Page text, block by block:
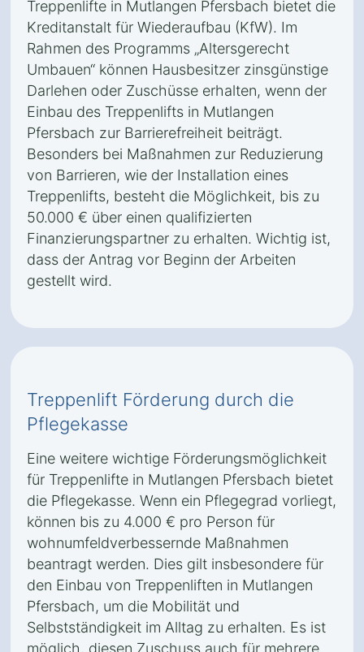
Treppenlifte in Mutlangen Pfersbach bietet die
Kreditanstalt für Wiederaufbau (KfW). Im
Rahmen des Programms „Altersgerecht
Umbauen“ können Hausbesitzer zinsgünstige
Darlehen oder Zuschüsse erhalten, wenn der
Einbau des Treppenlifts in Mutlangen
Pfersbach zur Barrierefreiheit beiträgt.
Besonders bei Maßnahmen zur Reduzierung
von Barrieren, wie der Installation eines
Treppenlifts, besteht die Möglichkeit, bis zu
50.000 € über einen qualifizierten
Finanzierungspartner zu erhalten. Wichtig ist,
dass der Antrag vor Beginn der Arbeiten
gestellt wird.
Treppenlift Förderung durch die
Pflegekasse
Eine weitere wichtige Förderungsmöglichkeit
für Treppenlifte in Mutlangen Pfersbach bietet
die Pflegekasse. Wenn ein Pflegegrad vorliegt,
können bis zu 4.000 € pro Person für
wohnumfeldverbessernde Maßnahmen
beantragt werden. Dies gilt insbesondere für
den Einbau von Treppenliften in Mutlangen
Pfersbach, um die Mobilität und
Selbstständigkeit im Alltag zu erhalten. Es ist
möglich, diesen Zuschuss auch für mehrere